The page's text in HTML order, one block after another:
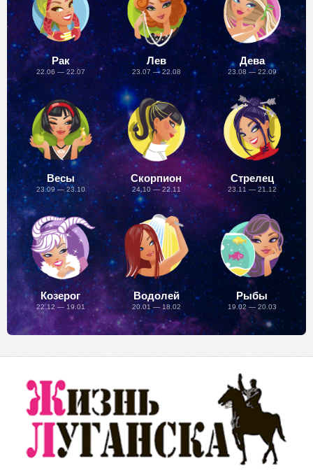
Рак
22.06 — 22.07
Лев
23.07 — 22.08
Дева
23.08 — 22.09
Весы
23.09 — 23.10
Скорпион
24.10 — 22.11
Стрелец
23.11 — 21.12
Козерог
22.12 — 19.01
Водолей
20.01 — 18.02
Рыбы
19.02 — 20.03